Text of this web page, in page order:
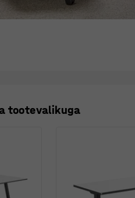
tootevalikuga